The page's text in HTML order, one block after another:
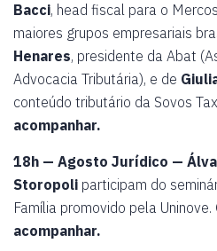
Bacci, head fiscal para o
maiores grupos empresariais
Henares, presidente da Abat
Advocacia Tributária), e de
conteúdo tributário da Sovos
acompanhar.
18h — Agosto Jurídico —
Storopoli participam do
Família promovido pela Uninove.
acompanhar.